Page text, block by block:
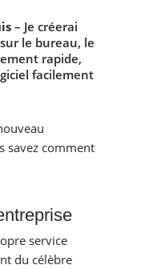
– Je créerai
le bureau, le
rapide,
facilement
savez comment
service
du célèbre